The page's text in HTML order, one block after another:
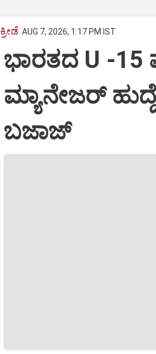
ಕ್ರೀಡೆ AUG 7, 2026, 1:17 PM IST
ಭಾರತದ U -
ಮ್ಯಾನೇಜರ್‌
ಬಜಾಜ್‌